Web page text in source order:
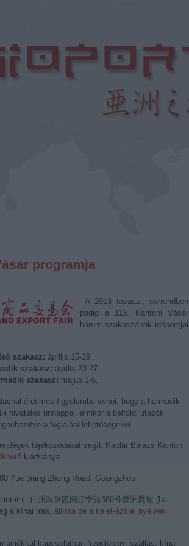
programja
A 2013 tavaszi, sorrendben
pedig a 113. Kantoni Vásár
három szakaszának időpontjai
szakasz: április 15-19.
szakasz: április 23-27.
szakasz: május 1-5.
érdemes figyelembe venni, hogy a harmadik
i hivatalos ünneppel, amikor a belföldi utazók
a foglalási lehetőségeket.
tájékozódását segíti Káplár Balázs Kanton
kiadványa.
Yue Jiang Zhong Road, Guangzhou
广州海珠区阅江中路380号琶洲展馆 (ha
a kínai írás, állítsa be a kelet-ázsiai nyelvek
kapcsolatban (repülőjegy, szállás, kínai